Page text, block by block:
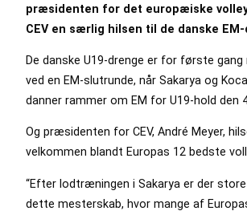
præsidenten for det europæiske
CEV en særlig hilsen til de danske
De danske U19-drenge er for første gang
ved en EM-slutrunde, når Sakarya og
danner rammer om EM for U19-hold den
Og præsidenten for CEV, André Meyer,
velkommen blandt Europas 12 bedste
“Efter lodtræningen i Sakarya er der
dette mesterskab, hvor mange af